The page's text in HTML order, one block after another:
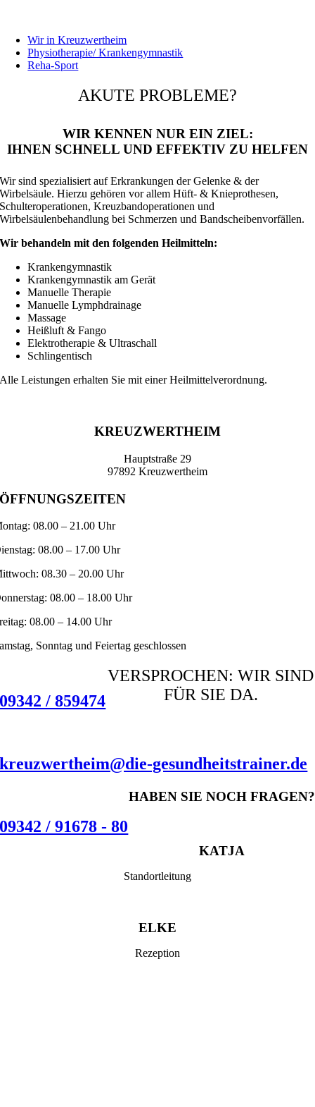
Wir in Kreuzwertheim
Physiotherapie/ Krankengymnastik
Reha-Sport
AKUTE PROBLEME?
WIR KENNEN NUR EIN ZIEL:
IHNEN SCHNELL UND EFFEKTIV ZU HELFEN
Wir sind spezialisiert auf Erkrankungen der Gelenke & der
Wirbelsäule. Hierzu gehören vor allem Hüft- & Knieprothesen,
Schulteroperationen, Kreuzbandoperationen und
Wirbelsäulenbehandlung bei Schmerzen und Bandscheibenvorfällen.
Wir behandeln mit den folgenden Heilmitteln:
Krankengymnastik
Krankengymnastik am Gerät
Manuelle Therapie
Manuelle Lymphdrainage
Massage
Heißluft & Fango
Elektrotherapie & Ultraschall
Schlingentisch
Alle Leistungen erhalten Sie mit einer Heilmittelverordnung.
KREUZWERTHEIM
Hauptstraße 29
97892 Kreuzwertheim
ÖFFNUNGSZEITEN
08.00 – 21.00 Uhr
08.00 – 17.00 Uhr
08.30 – 20.00 Uhr
08.00 – 18.00 Uhr
08.00 – 14.00 Uhr
Sonntag und Feiertag geschlossen
09342 / 859474
kreuzwertheim@die-gesundheitstrainer.de
09342 / 91678 - 80
VERSPRO­CHEN: WIR SIND
FÜR SIE DA.
HABEN SIE NOCH FRAGEN?
KATJA
Standortleitung
ELKE
Rezeption